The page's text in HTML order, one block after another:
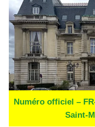
Numéro officiel –
Saint-